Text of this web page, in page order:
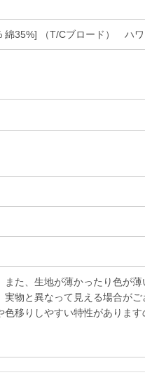
綿35%] （T/Cブロード） ハワ
た、生地が薄かったり色が薄
物と異なって見える場合がご
移りしやすい特性があります